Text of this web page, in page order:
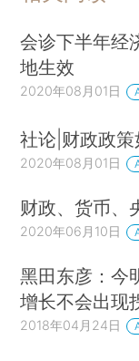
会诊下半年经
地生效
2020年08月01日
社论|财政政
2020年08月01日
财政、货币、
2020年06月10日
黑田东彦：今
增长不会出现
2018年04月24日